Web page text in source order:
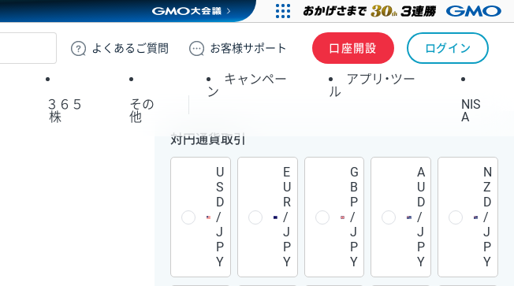
GMOクリック証券
よくある ご質問 お客様サポート 口座開設 ログイン
３６５
株
その
他
キャンペー
ン
アプリ・ツー
ル
NIS
A
対円通貨取引
U
S
D
/
J
P
Y
E
U
R
/
J
P
Y
G
B
P
/
J
P
Y
A
U
D
/
J
P
Y
N
Z
D
/
J
P
Y